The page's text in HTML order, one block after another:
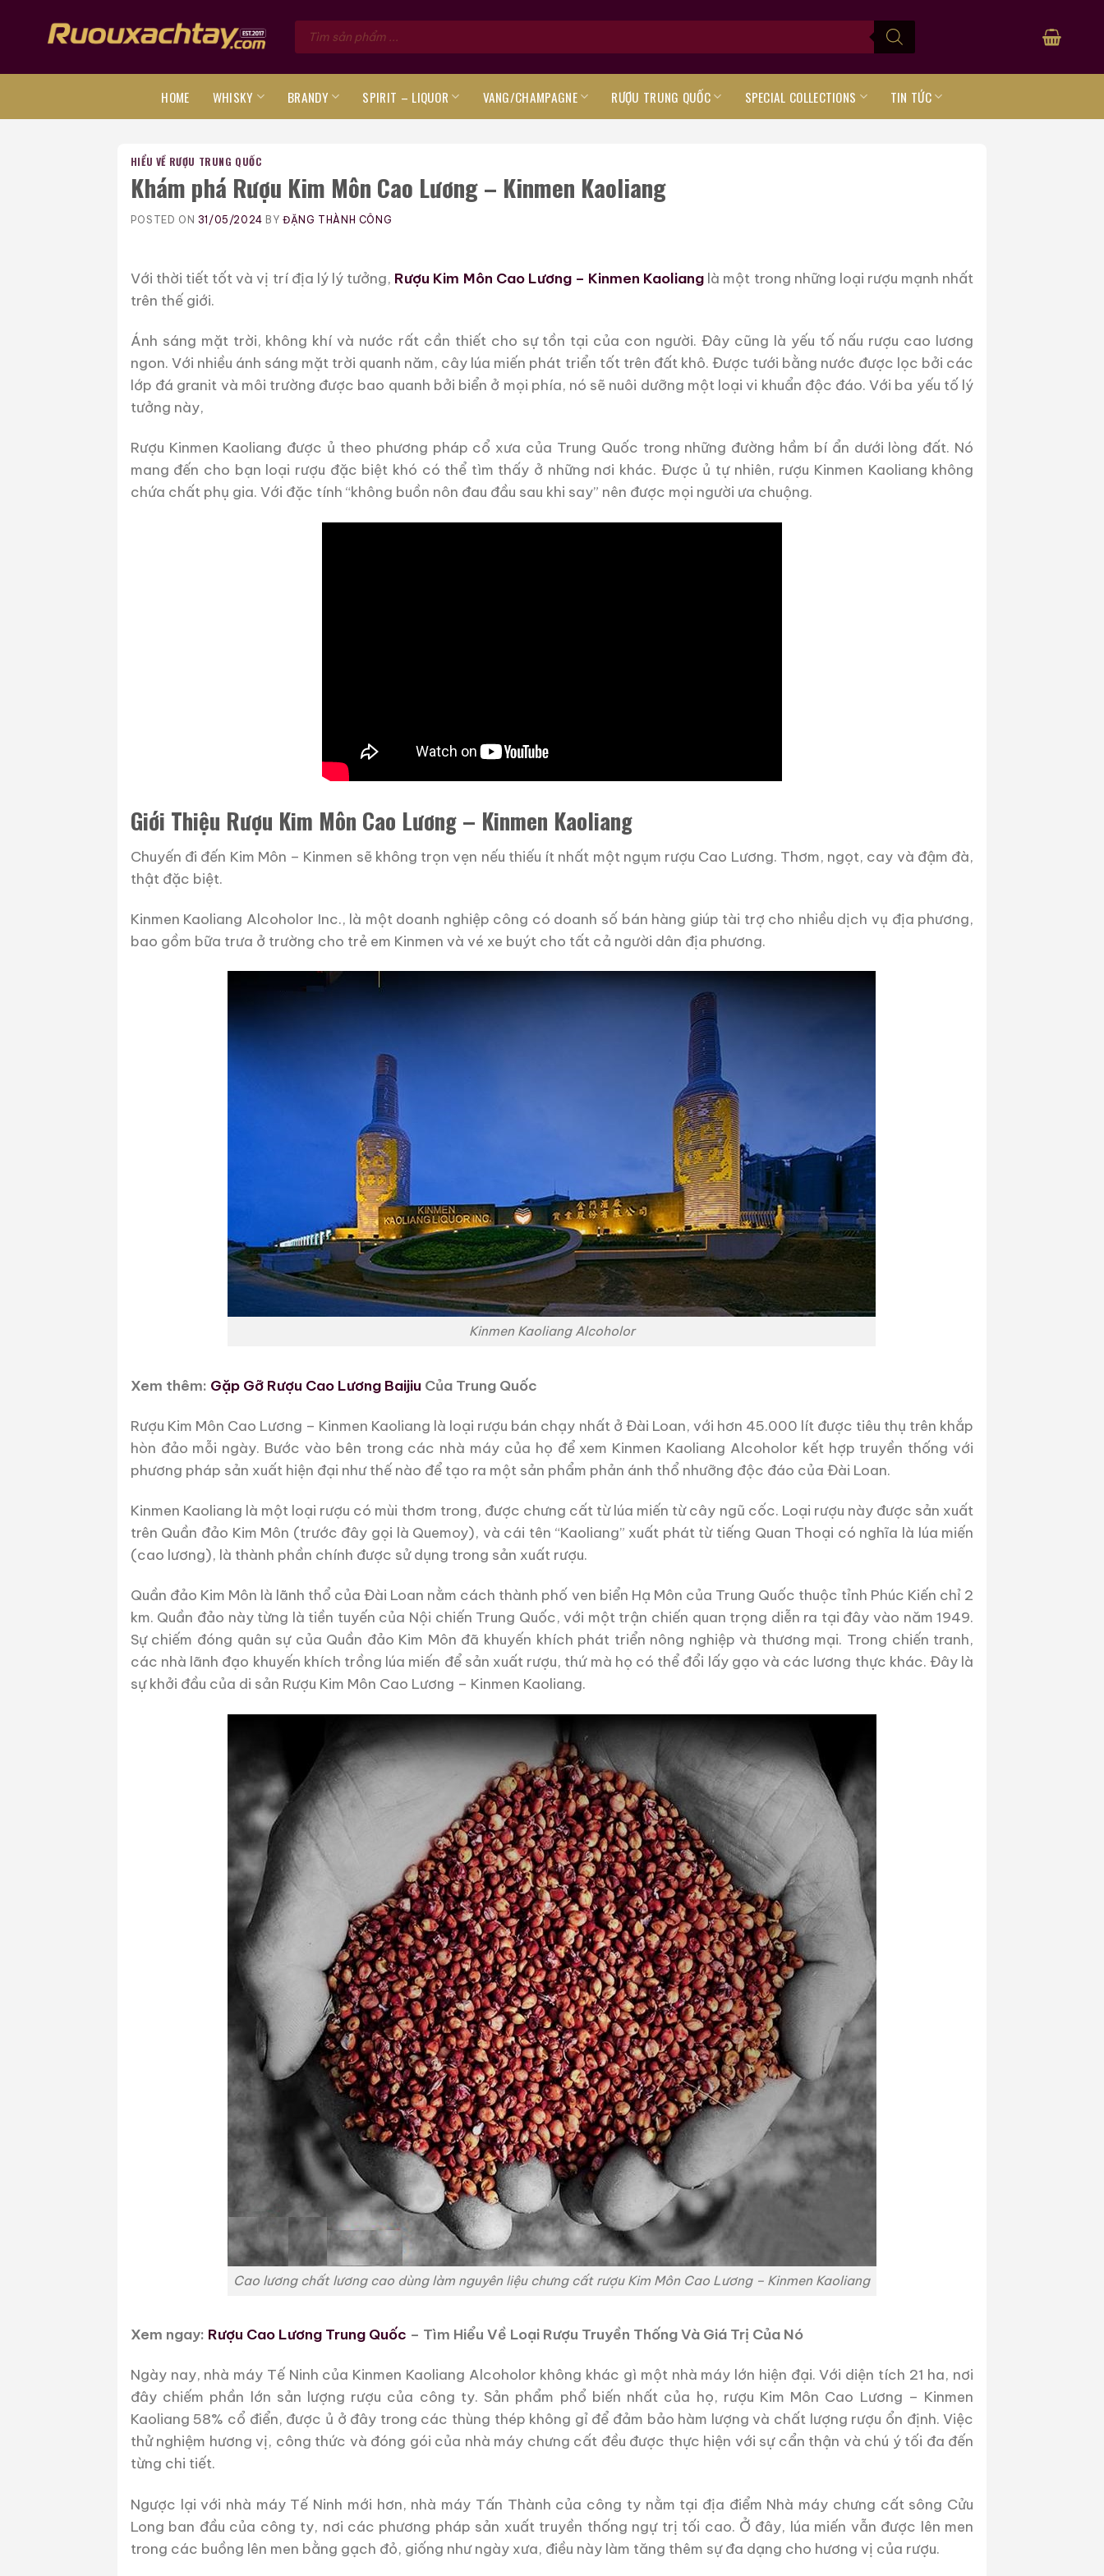
Tìm
kiếm
HOME WHISKY BRANDY SPIRIT – LIQUOR VANG/CHAMPAGNE RƯỢU TRUNG QUỐC SPECIAL COLLECTIONS TIN TỨC
HIỂU VỀ RƯỢU TRUNG QUỐC
Khám phá Rượu Kim Môn Cao Lương – Kinmen Kaoliang
POSTED ON 31/05/2024 BYĐẶNG THÀNH CÔNG
Với thời tiết tốt và vị trí địa lý lý tưởng, Rượu Kim Môn Cao Lương – Kinmen Kaoliang là một trong những loại rượu mạnh nhất
trên thế giới.
Ánh sáng mặt trời, không khí và nước rất cần thiết cho sự tồn tại của con người. Đây cũng là yếu tố nấu rượu cao lương
ngon. Với nhiều ánh sáng mặt trời quanh năm, cây lúa miến phát triển tốt trên đất khô. Được tưới bằng nước được lọc bởi các
lớp đá granit và môi trường được bao quanh bởi biển ở mọi phía, nó sẽ nuôi dưỡng một loại vi khuẩn độc đáo. Với ba yếu tố lý
tưởng này,
Rượu Kinmen Kaoliang được ủ theo phương pháp cổ xưa của Trung Quốc trong những đường hầm bí ẩn dưới lòng đất. Nó
mang đến cho bạn loại rượu đặc biệt khó có thể tìm thấy ở những nơi khác. Được ủ tự nhiên, rượu Kinmen Kaoliang không
chứa chất phụ gia. Với đặc tính “không buồn nôn đau đầu sau khi say” nên được mọi người ưa chuộng.
Giới Thiệu Rượu Kim Môn Cao Lương – Kinmen Kaoliang
Chuyến đi đến Kim Môn – Kinmen sẽ không trọn vẹn nếu thiếu ít nhất một ngụm rượu Cao Lương. Thơm, ngọt, cay và đậm đà,
thật đặc biệt.
Kinmen Kaoliang Alcoholor Inc., là một doanh nghiệp công có doanh số bán hàng giúp tài trợ cho nhiều dịch vụ địa phương,
bao gồm bữa trưa ở trường cho trẻ em Kinmen và vé xe buýt cho tất cả người dân địa phương.
Kinmen Kaoliang Alcoholor
Xem thêm: Gặp Gỡ Rượu Cao Lương Baijiu Của Trung Quốc
Rượu Kim Môn Cao Lương – Kinmen Kaoliang là loại rượu bán chạy nhất ở Đài Loan, với hơn 45.000 lít được tiêu thụ trên khắp
hòn đảo mỗi ngày. Bước vào bên trong các nhà máy của họ để xem Kinmen Kaoliang Alcoholor kết hợp truyền thống với
phương pháp sản xuất hiện đại như thế nào để tạo ra một sản phẩm phản ánh thổ nhưỡng độc đáo của Đài Loan.
Kinmen Kaoliang là một loại rượu có mùi thơm trong, được chưng cất từ ​​lúa miến từ cây ngũ cốc. Loại rượu này được sản xuất
trên Quần đảo Kim Môn (trước đây gọi là Quemoy), và cái tên “Kaoliang” xuất phát từ tiếng Quan Thoại có nghĩa là lúa miến
(cao lương), là thành phần chính được sử dụng trong sản xuất rượu.
Quần đảo Kim Môn là lãnh thổ của Đài Loan nằm cách thành phố ven biển Hạ Môn của Trung Quốc thuộc tỉnh Phúc Kiến chỉ 2
km. Quần đảo này từng là tiền tuyến của Nội chiến Trung Quốc, với một trận chiến quan trọng diễn ra tại đây vào năm 1949.
Sự chiếm đóng quân sự của Quần đảo Kim Môn đã khuyến khích phát triển nông nghiệp và thương mại. Trong chiến tranh,
các nhà lãnh đạo khuyến khích trồng lúa miến để sản xuất rượu, thứ mà họ có thể đổi lấy gạo và các lương thực khác. Đây là
sự khởi đầu của di sản Rượu Kim Môn Cao Lương – Kinmen Kaoliang.
Cao lương chất lương cao dùng làm nguyên liệu chưng cất rượu Kim Môn Cao Lương – Kinmen Kaoliang
Xem ngay: Rượu Cao Lương Trung Quốc – Tìm Hiểu Về Loại Rượu Truyền Thống Và Giá Trị Của Nó
Ngày nay, nhà máy Tế Ninh của Kinmen Kaoliang Alcoholor không khác gì một nhà máy lớn hiện đại. Với diện tích 21 ha, nơi
đây chiếm phần lớn sản lượng rượu của công ty. Sản phẩm phổ biến nhất của họ, rượu Kim Môn Cao Lương – Kinmen
Kaoliang 58% cổ điển, được ủ ở đây trong các thùng thép không gỉ để đảm bảo hàm lượng và chất lượng rượu ổn định. Việc
thử nghiệm hương vị, công thức và đóng gói của nhà máy chưng cất đều được thực hiện với sự cẩn thận và chú ý tối đa đến
từng chi tiết.
Ngược lại với nhà máy Tế Ninh mới hơn, nhà máy Tấn Thành của công ty nằm tại địa điểm Nhà máy chưng cất sông Cửu
Long ban đầu của công ty, nơi các phương pháp sản xuất truyền thống ngự trị tối cao. Ở đây, lúa miến vẫn được lên men
trong các buồng lên men bằng gạch đỏ, giống như ngày xưa, điều này làm tăng thêm sự đa dạng cho hương vị của rượu.